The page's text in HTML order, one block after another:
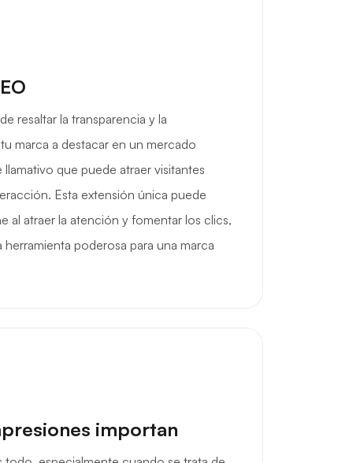
resaltar la transparencia y la
marca a destacar en un mercado
que puede atraer visitantes
Esta extensión única puede
al atraer la atención y fomentar los clics,
poderosa para una marca
importan